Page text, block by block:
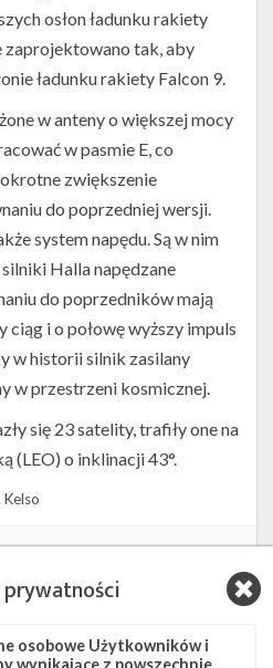
osłon ładunku rakiety
zaprojektowano tak, aby
ładunku rakiety Falcon 9.
w anteny o większej mocy
w pasmie E, co
zwiększenie
do poprzedniej wersji.
system napędu. Są w nim
Halla napędzane
do poprzedników mają
i o połowę wyższy impuls
w historii silnik zasilany
w przestrzeni kosmicznej.
się 23 satelity, trafiły one na
(LEO) o inklinacji 43°.
Kelso
Starlink Starlink Group 6-59
osobowe Użytkowników i